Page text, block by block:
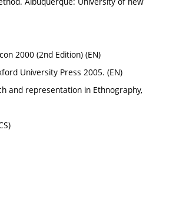
2000 (2nd Edition) (EN)
University Press 2005. (EN)
and representation in Ethnography,